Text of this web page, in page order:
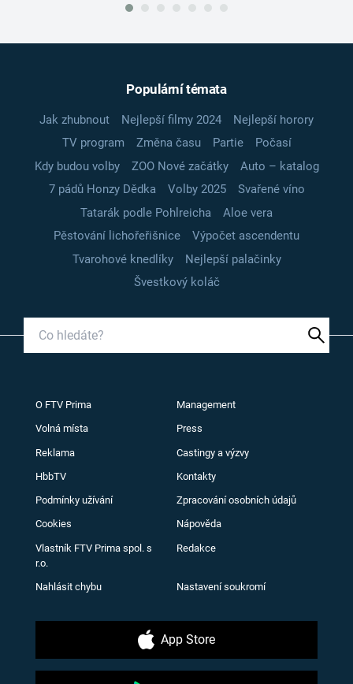
Populární témata
Jak zhubnout Nejlepší filmy 2024
Nejlepší horory
TV program
Změna času Partie
Počasí
Kdy budou volby
ZOO Nové začátky
Auto – katalog
7 pádů Honzy Dědka
Volby 2025
Svařené víno
Tatarák podle Pohlreicha
Aloe vera
Pěstování lichořeřišnice
Výpočet ascendentu
Tvarohové knedlíky
Nejlepší palačinky
Švestkový koláč
O FTV Prima Management
Volná místa Press
Reklama Castingy a výzvy
HbbTV Kontakty
Podmínky užívání Zpracování osobních údajů
Cookies Nápověda
Vlastník FTV Prima spol. s
r.o.
Redakce
Nahlásit chybu Nastavení soukromí
App Store